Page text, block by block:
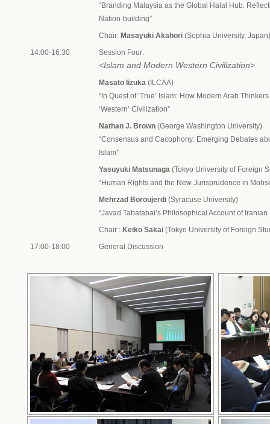
“Branding Malaysia as the Global Halal Hub:
Nation-building”
Chair: Masayuki Akahori (Sophia University, Japan)
14:00-16:30
Session Four:
<Islam and Modern Western Civilization>
Masato Iizuka (ILCAA)
“In Quest of ‘True’ Islam: How Modern Arab
‘Western’ Civilization”
Nathan J. Brown (George Washington University)
“Consensus and Cacophony: Emerging Debates
Islam”
Yasuyuki Matsunaga (Tokyo University of Foreign
“Human Rights and the New Jurisprudence in
Mehrzad Boroujerdi (Syracuse University)
“Javad Tabatabai’s Philosophical Account of
Chair : Keiko Sakai (Tokyo University of Foreign
17:00-18:00
General Discussion